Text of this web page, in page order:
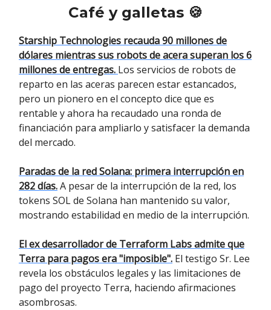
Café y galletas 🍪
Starship Technologies recauda 90 millones de
dólares mientras sus robots de acera superan los 6
millones de entregas. Los servicios de robots de
reparto en las aceras parecen estar estancados,
pero un pionero en el concepto dice que es
rentable y ahora ha recaudado una ronda de
financiación para ampliarlo y satisfacer la demanda
del mercado.
Paradas de la red Solana: primera interrupción en
282 días.A pesar de la interrupción de la red, los
tokens SOL de Solana han mantenido su valor,
mostrando estabilidad en medio de la interrupción.
El ex desarrollador de Terraform Labs admite que
Terra para pagos era "imposible". El testigo Sr. Lee
revela los obstáculos legales y las limitaciones de
pago del proyecto Terra, haciendo afirmaciones
asombrosas.